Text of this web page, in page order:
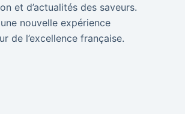
et d’actualités des saveurs.
nouvelle expérience
de l’excellence française.